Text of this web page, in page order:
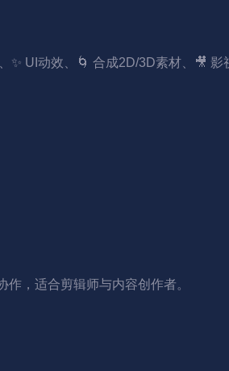
✨ UI动效、🌀 合成2D/3D素材、🎥 影
，适合剪辑师与内容创作者。